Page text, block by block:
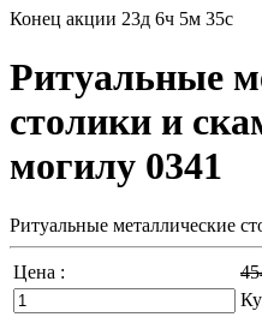
Конец акции 23д 6ч 5м 33с
Ритуальные
столики и
могилу 0341
Ритуальные металлические
Цена :